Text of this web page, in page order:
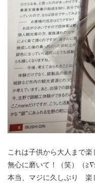
これは子供から大人まで楽
無心に磨いて！（笑）（
本当、マジに久しぶり 楽